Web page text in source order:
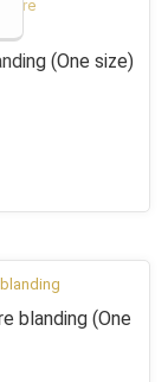
(One size)
blanding (One